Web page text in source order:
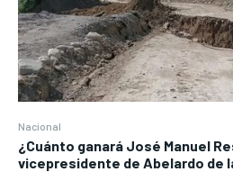
Nacional
¿Cuánto ganará José Manuel
vicepresidente de Abelardo de